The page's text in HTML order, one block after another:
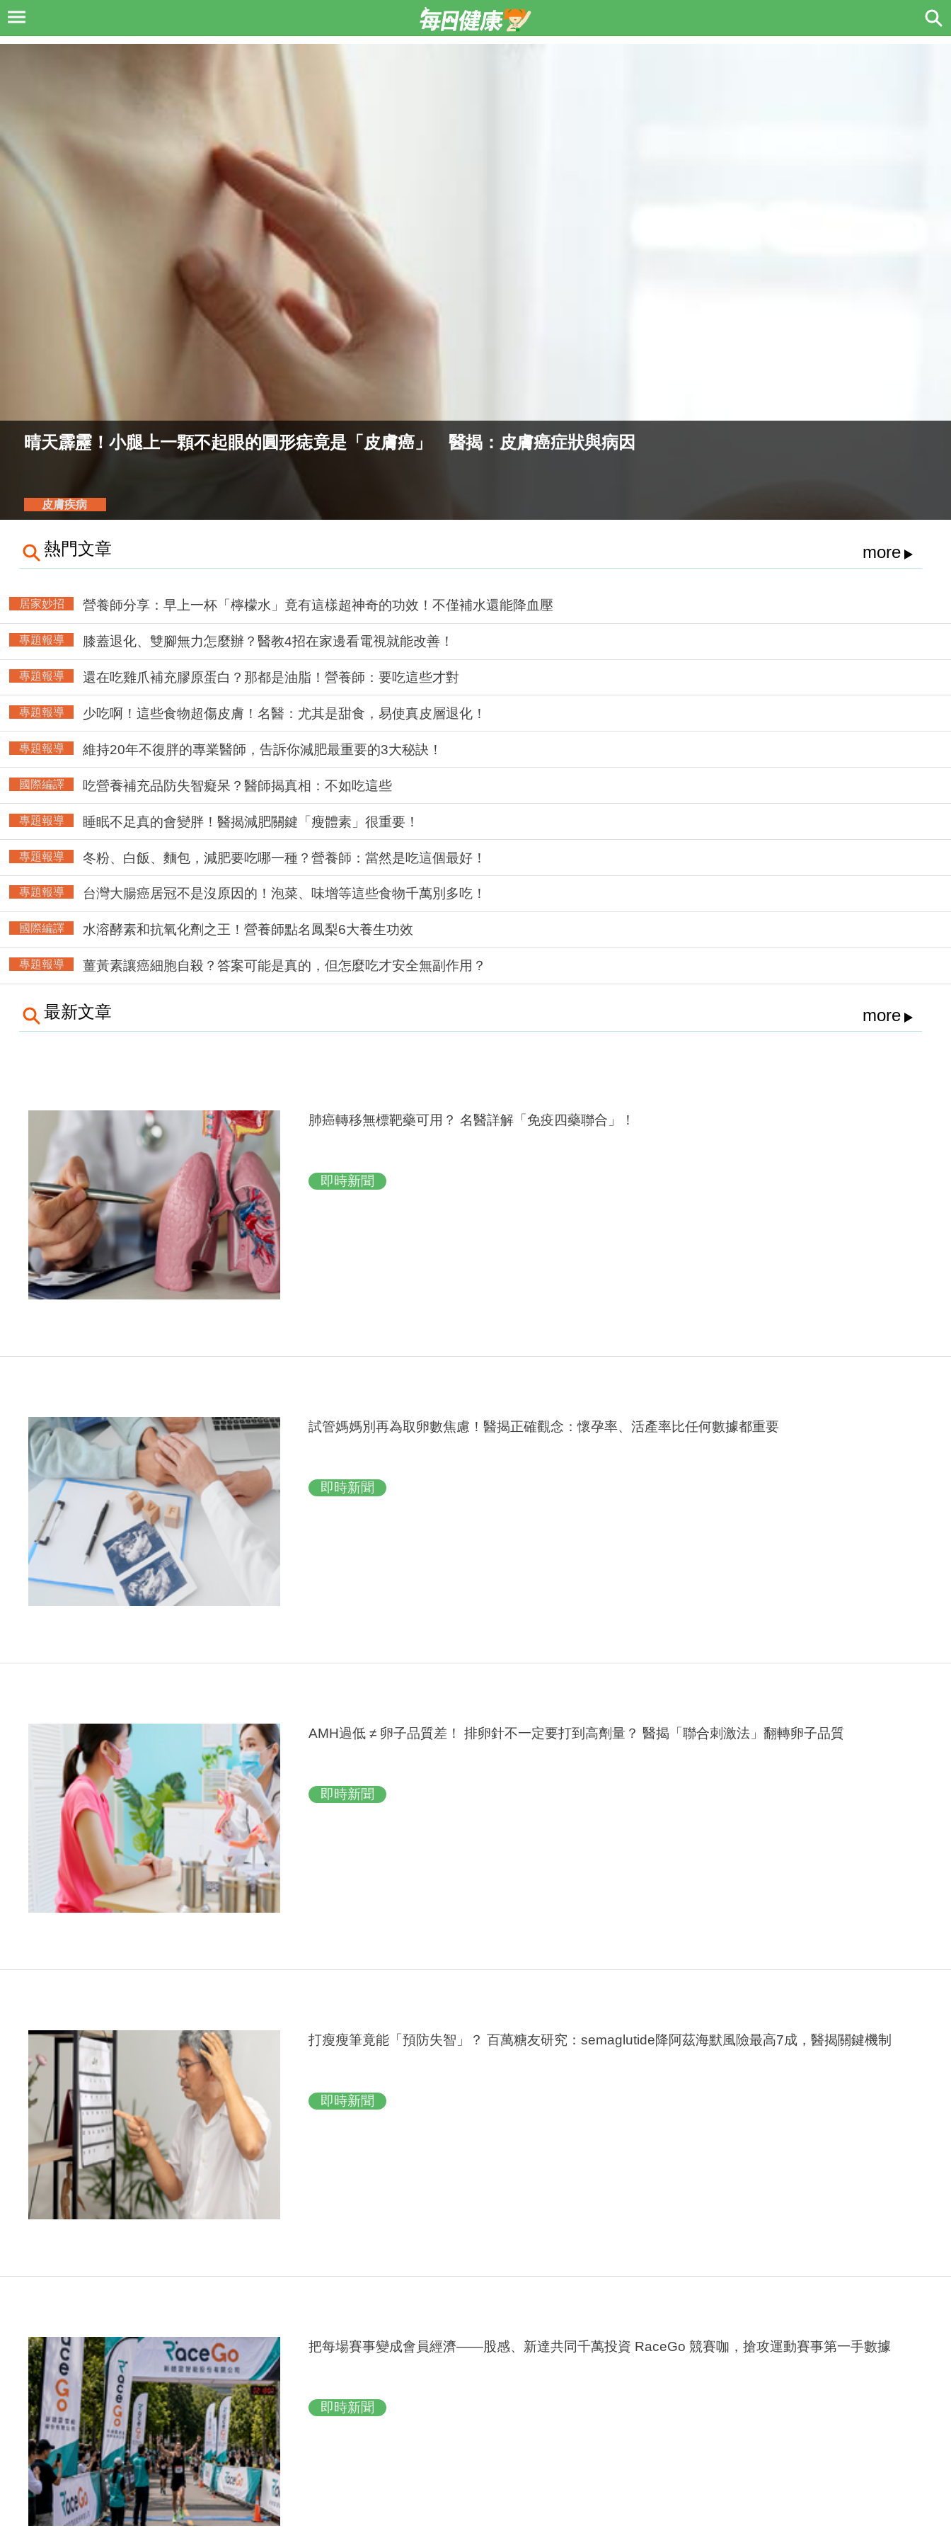
晴天霹靂！小腿上一顆不起眼的圓形痣竟是「皮膚癌」 醫揭：皮膚癌症狀與病因
皮膚疾病
熱門文章 more
居家妙招 營養師分享：早上一杯「檸檬水」竟有這樣超神奇的功效！不僅補水還能降血壓
專題報導 膝蓋退化、雙腳無力怎麼辦？醫教4招在家邊看電視就能改善！
專題報導 還在吃雞爪補充膠原蛋白？那都是油脂！營養師：要吃這些才對
專題報導 少吃啊！這些食物超傷皮膚！名醫：尤其是甜食，易使真皮層退化！
專題報導 維持20年不復胖的專業醫師，告訴你減肥最重要的3大秘訣！
國際編譯 吃營養補充品防失智癡呆？醫師揭真相：不如吃這些
專題報導 睡眠不足真的會變胖！醫揭減肥關鍵「瘦體素」很重要！
專題報導 冬粉、白飯、麵包，減肥要吃哪一種？營養師：當然是吃這個最好！
專題報導 台灣大腸癌居冠不是沒原因的！泡菜、味增等這些食物千萬別多吃！
國際編譯 水溶酵素和抗氧化劑之王！營養師點名鳳梨6大養生功效
專題報導 薑黃素讓癌細胞自殺？答案可能是真的，但怎麼吃才安全無副作用？
最新文章 more
肺癌轉移無標靶藥可用？ 名醫詳解「免疫四藥聯合」！
即時新聞
試管媽媽別再為取卵數焦慮！醫揭正確觀念：懷孕率、活產率比任何數據都重要
即時新聞
AMH過低 ≠ 卵子品質差！ 排卵針不一定要打到高劑量？ 醫揭「聯合刺激法」翻轉卵子品質
即時新聞
打瘦瘦筆竟能「預防失智」？ 百萬糖友研究：semaglutide降阿茲海默風險最高7成，醫揭關鍵機制
即時新聞
把每場賽事變成會員經濟——股感、新達共同千萬投資 RaceGo 競賽咖，搶攻運動賽事第一手數據
即時新聞